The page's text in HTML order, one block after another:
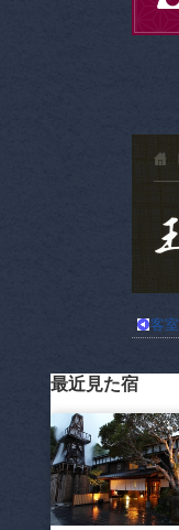
客室
最近見た宿